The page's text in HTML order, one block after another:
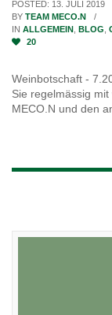
POSTED: 13. JULI 2019
BY TEAM MECO.N
IN ALLGEMEIN BLOG
20
Weinbotschaft -
Sie regelmässig
MECO.N und den